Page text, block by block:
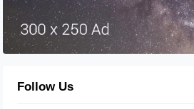
Follow Us